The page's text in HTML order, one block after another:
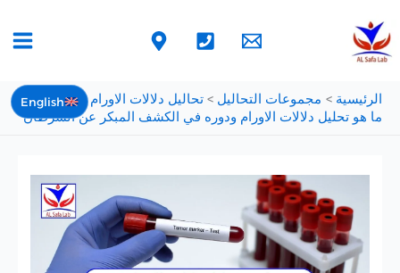
English
إلى
المحتوى
الرئيسية مجموعات التحاليل
تحاليل دلالات الاورام
ما هو تحليل دلالات الاورام ودوره في الكشف المبكر عن السرطان